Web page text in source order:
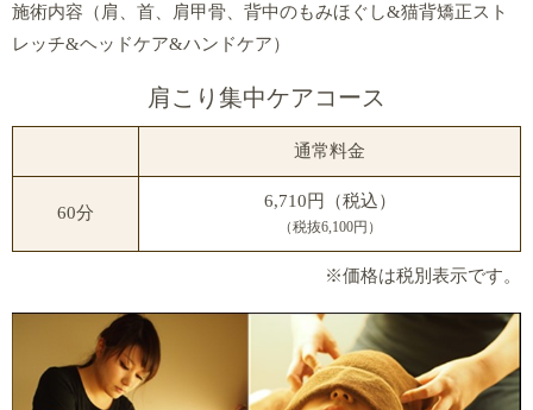
施術内容（肩、首、肩甲骨、背中のもみほぐし&猫背矯正スト
レッチ&ヘッドケア&ハンドケア）
肩こり集中ケアコース
通常料金
60分
6,710円（税込）
（税抜6,100円）
※価格は税別表示です。